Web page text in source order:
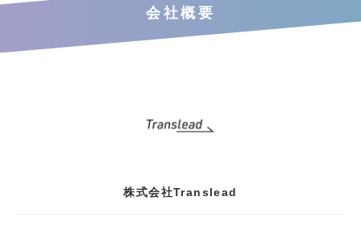
会社概要
株式会社Translead